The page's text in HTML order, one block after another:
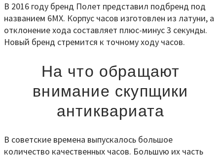
В 2016 году бренд Полет представил подбренд под
названием 6МХ. Корпус часов изготовлен из латуни, а
отклонение хода составляет плюс-минус 3 секунды.
Новый бренд стремится к точному ходу часов.
На что обращают
внимание скупщики
антиквариата
В советские времена выпускалось большое
количество качественных часов. Большую их часть